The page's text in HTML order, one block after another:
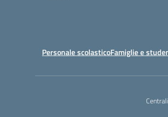
Personale scolasticoFamiglie e